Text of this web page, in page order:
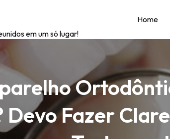
em um só lugar!
Home
Fazer